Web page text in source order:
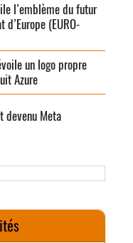
l’emblème du futur
d’Europe (EURO-
un logo propre
Azure
devenu Meta